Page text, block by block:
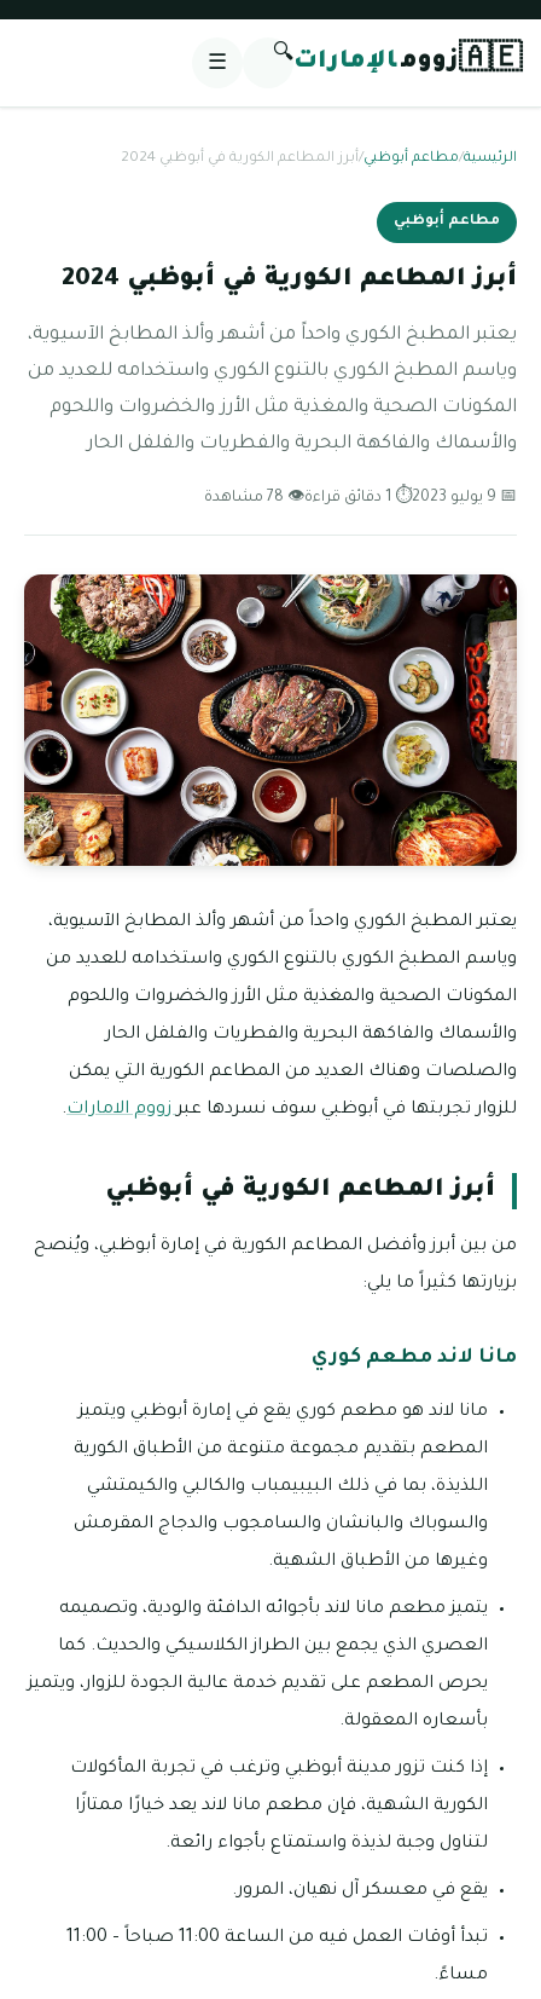
🇦🇪زوومالإمارات🔍
☰
الرئيسية/مطاعم أبوظبي/أبرز المطاعم الكورية في أبوظبي 2024
مطاعم أبوظبي
أبرز المطاعم الكورية في أبوظبي 2024
يعتبر المطبخ الكوري واحداً من أشهر وألذ المطابخ الآسيوية،
وياسم المطبخ الكوري بالتنوع الكوري واستخدامه للعديد من
المكونات الصحية والمغذية مثل الأرز والخضروات واللحوم
والأسماك والفاكهة البحرية والفطريات والفلفل الحار
📅 9 يوليو 2023 ⏱ 1 دقائق قراءة 👁 78 مشاهدة
يعتبر المطبخ الكوري واحداً من أشهر وألذ المطابخ الآسيوية،
وياسم المطبخ الكوري بالتنوع الكوري واستخدامه للعديد من
المكونات الصحية والمغذية مثل الأرز والخضروات واللحوم
والأسماك والفاكهة البحرية والفطريات والفلفل الحار
والصلصات وهناك العديد من المطاعم الكورية التي يمكن
للزوار تجربتها في أبوظبي سوف نسردها عبرزووم الامارات.
أبرز المطاعم الكورية في أبوظبي
من بين أبرز وأفضل المطاعم الكورية في إمارة أبوظبي، ويُنصح
بزيارتها كثيراً ما يلي:
مانا لاند مطعم كوري
مانا لاند هو مطعم كوري يقع في إمارة أبوظبي ويتميز
المطعم بتقديم مجموعة متنوعة من الأطباق الكورية
اللذيذة، بما في ذلك البيبيمباب والكالبي والكيمتشي
والسوباك والبانشان والسامجوب والدجاج المقرمش
وغيرها من الأطباق الشهية.
يتميز مطعم مانا لاند بأجوائه الدافئة والودية، وتصميمه
العصري الذي يجمع بين الطراز الكلاسيكي والحديث. كما
يحرص المطعم على تقديم خدمة عالية الجودة للزوار، ويتميز
بأسعاره المعقولة.
إذا كنت تزور مدينة أبوظبي وترغب في تجربة المأكولات
الكورية الشهية، فإن مطعم مانا لاند يعد خيارًا ممتازًا
لتناول وجبة لذيذة واستمتاع بأجواء رائعة.
يقع في معسكر آل نهيان، المرور.
تبدأ أوقات العمل فيه من الساعة 11:00 صباحاً – 11:00
مساءً.